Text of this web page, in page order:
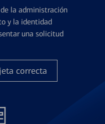
la administración
y la identidad
una solicitud
correcta